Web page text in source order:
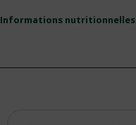
Informations nutritionnelles